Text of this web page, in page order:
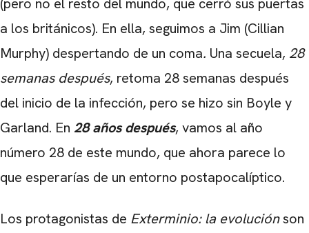
a los británicos). En ella, seguimos a Jim (Cillian
Murphy) despertando de un coma. Una secuela, 28
semanas después, retoma 28 semanas después
del inicio de la infección, pero se hizo sin Boyle y
Garland. En 28 años después, vamos al año
número 28 de este mundo, que ahora parece lo
que esperarías de un entorno postapocalíptico.
Los protagonistas de Exterminio: la evoluciónson